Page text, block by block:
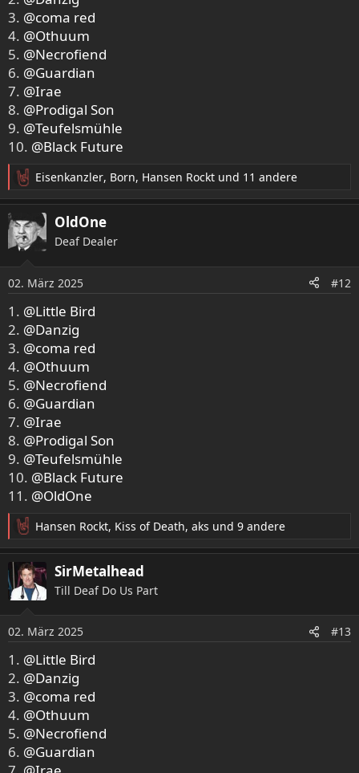
:
3. @coma red
4. @Othuum
5. @Necrofiend
6. @Guardian
7. @Irae
8. @Prodigal Son
9. @Teufelsmühle
10. @Black Future
R
e
k
t
n
n
:
Eisenkanzler, Born, Hansen Rockt und 11 andere
OldOne
Deaf Dealer
02. März 2025 #12
1. @Little Bird
2. @Danzig
3. @coma red
4. @Othuum
5. @Necrofiend
6. @Guardian
7. @Irae
8. @Prodigal Son
9. @Teufelsmühle
10. @Black Future
11. @OldOne
R
e
k
t
n
n
:
Hansen Rockt, Kiss of Death, aks und 9 andere
SirMetalhead
Till Deaf Do Us Part
02. März 2025 #13
1. @Little Bird
2. @Danzig
3. @coma red
4. @Othuum
5. @Necrofiend
6. @Guardian